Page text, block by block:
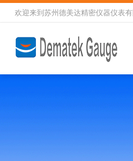
欢迎来到 苏州德美达精密仪器仪表有